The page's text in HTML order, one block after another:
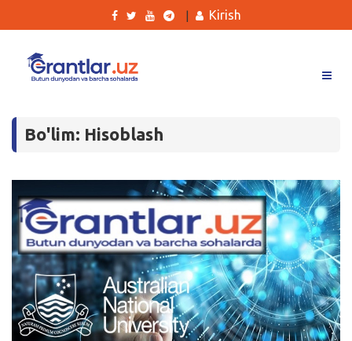
Tanlovlar
Kurslar
Blog
Yana
Kirish
Bo'lim: Hisoblash